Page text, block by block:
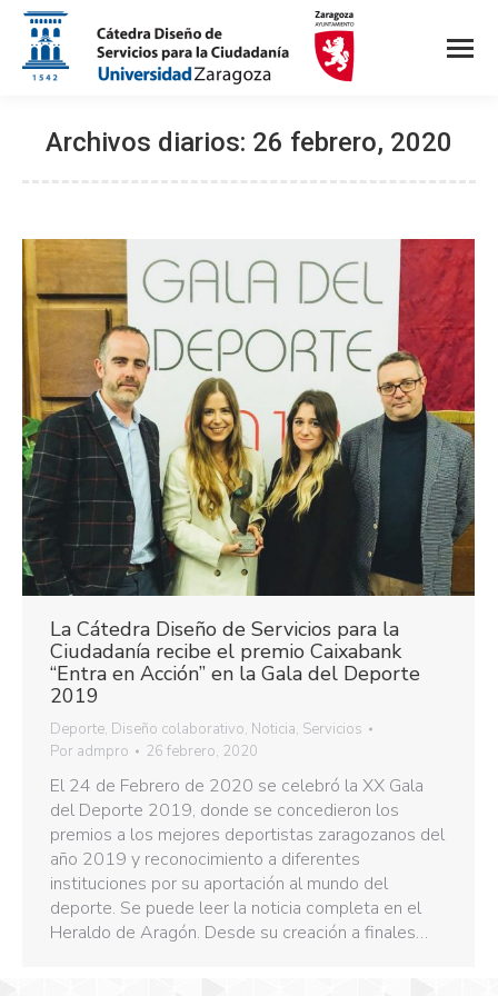
Archivos diarios: 26 febrero, 2020
La Cátedra Diseño de Servicios para la
Ciudadanía recibe el premio Caixabank
“Entra en Acción” en la Gala del Deporte
2019
Deporte, Diseño colaborativo, Noticia, Servicios
Por admpro 26 febrero, 2020
El 24 de Febrero de 2020 se celebró la XX Gala
del Deporte 2019, donde se concedieron los
premios a los mejores deportistas zaragozanos del
año 2019 y reconocimiento a diferentes
instituciones por su aportación al mundo del
deporte. Se puede leer la noticia completa en el
Heraldo de Aragón. Desde su creación a finales…